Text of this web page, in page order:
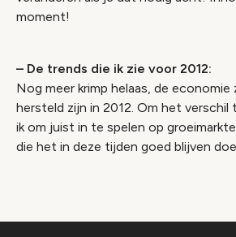
moment!
– De trends die ik zie voor 2012:
Nog meer krimp helaas, de economie
hersteld zijn in 2012. Om het verschil
ik om juist in te spelen op
die het in deze tijden goed blijven